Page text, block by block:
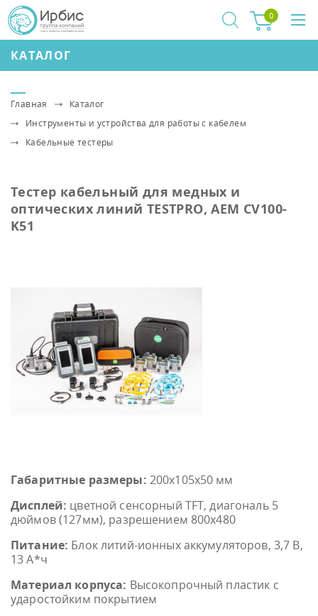
КАТАЛОГ
0
Главная
Каталог
Инструменты и устройства для работы с кабелем
Кабельные тестеры
Тестер кабельный для медных и
оптических линий TESTPRO, AEM CV100-
K51
Габаритные размеры: 200x105x50 мм
Дисплей: цветной сенсорный TFT, диагональ 5
дюймов (127мм), разрешением 800х480
Питание: Блок литий-ионных аккумуляторов, 3,7 В,
13 А*ч
Материал корпуса: Высокопрочный пластик с
ударостойким покрытием